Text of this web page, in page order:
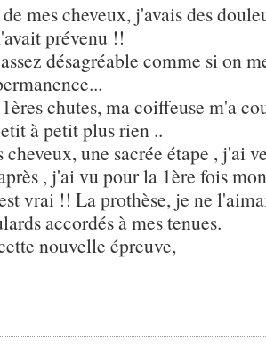
mes cheveux, j'avais des
prévenu !!
désagréable comme si on
chutes, ma coiffeuse m'a
à petit plus rien ..
cheveux, une sacrée étape , j'ai
, j'ai vu pour la 1ère fois
vrai !! La prothèse, je ne
accordés à mes tenues.
nouvelle épreuve,